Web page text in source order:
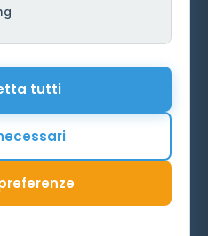
tutti